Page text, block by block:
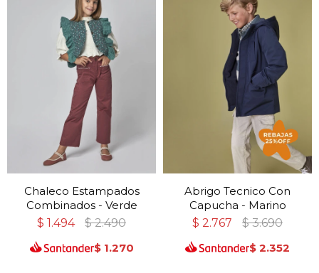
Chaleco Estampados
Combinados - Verde
$ 1.494 $ 2.490
$ 1.270
Abrigo Tecnico Con
Capucha - Marino
$ 2.767 $ 3.690
$ 2.352